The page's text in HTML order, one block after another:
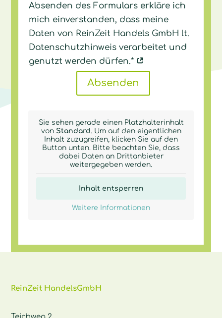
Absenden des Formulars erkläre ich
mich einverstanden, dass meine
Daten von ReinZeit Handels GmbH lt.
Datenschutzhinweis verarbeitet und
genutzt werden dürfen.*
Absenden
Sie sehen gerade einen Platzhalterinhalt
von Standard. Um auf den eigentlichen
Inhalt zuzugreifen, klicken Sie auf den
Button unten. Bitte beachten Sie, dass
dabei Daten an Drittanbieter
weitergegeben werden.
Inhalt entsperren
Weitere Informationen
ReinZeit HandelsGmbH